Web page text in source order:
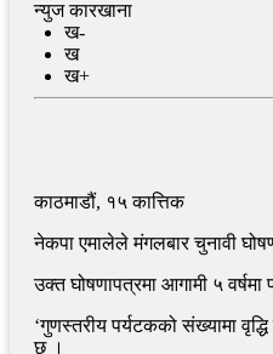
न्युज कारखाना
ख-
ख
ख+
काठमाडौं, १५ कात्तिक
नेकपा एमालेले मंगलबार चुनावी
उक्त घोषणापत्रमा आगामी ५
‘गुणस्तरीय पर्यटकको संख्यामा
छ ।